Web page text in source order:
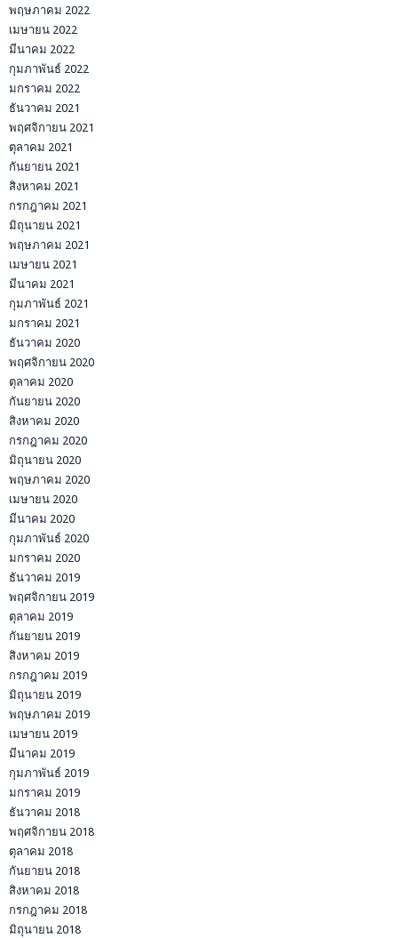
พฤษภาคม 2022
เมษายน 2022
มีนาคม 2022
กุมภาพันธ์ 2022
มกราคม 2022
ธันวาคม 2021
พฤศจิกายน 2021
ตุลาคม 2021
กันยายน 2021
สิงหาคม 2021
กรกฎาคม 2021
มิถุนายน 2021
พฤษภาคม 2021
เมษายน 2021
มีนาคม 2021
กุมภาพันธ์ 2021
มกราคม 2021
ธันวาคม 2020
พฤศจิกายน 2020
ตุลาคม 2020
กันยายน 2020
สิงหาคม 2020
กรกฎาคม 2020
มิถุนายน 2020
พฤษภาคม 2020
เมษายน 2020
มีนาคม 2020
กุมภาพันธ์ 2020
มกราคม 2020
ธันวาคม 2019
พฤศจิกายน 2019
ตุลาคม 2019
กันยายน 2019
สิงหาคม 2019
กรกฎาคม 2019
มิถุนายน 2019
พฤษภาคม 2019
เมษายน 2019
มีนาคม 2019
กุมภาพันธ์ 2019
มกราคม 2019
ธันวาคม 2018
พฤศจิกายน 2018
ตุลาคม 2018
กันยายน 2018
สิงหาคม 2018
กรกฎาคม 2018
มิถุนายน 2018